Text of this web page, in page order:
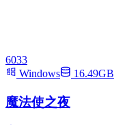
6033
Windows
16.49GB
魔法使之夜